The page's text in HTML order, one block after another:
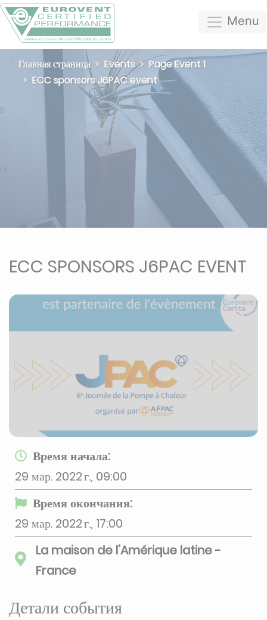
Menu
Главная страница Events
Page Event 1
​​​​​​​ECC sponsors J6PAC event
​​​​​​​ECC SPONSORS J6PAC EVENT
Время начала:
29 мар. 2022 г., 09:00
Время окончания:
29 мар. 2022 г., 17:00
La maison de l’Amérique latine -
France
Детали события